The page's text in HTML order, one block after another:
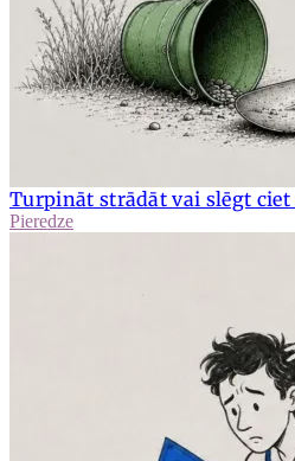
Turpināt strādāt vai slēgt
Pieredze